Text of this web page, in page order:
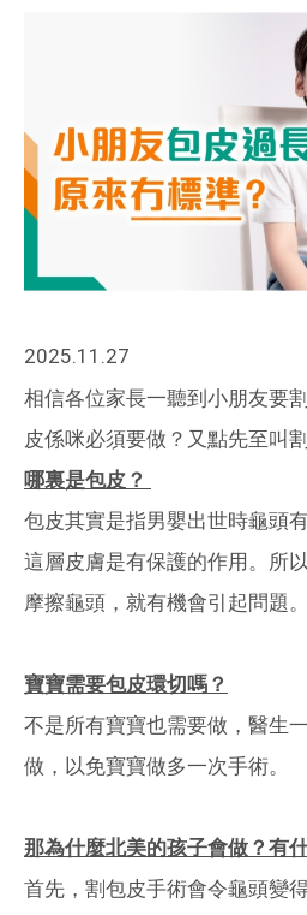
2025.11.27
相信各位家長一聽到小朋友要
皮係咪必須要做？又點先至叫
哪裏是包皮？
包皮其實是指男嬰出世時龜頭
這層皮膚是有保護的作用。所
摩擦龜頭，就有機會引起問題。
寶寶需要包皮環切嗎？
不是所有寶寶也需要做，醫生
做，以免寶寶做多一次手術。
那為什麼北美的孩子會做？有
首先，割包皮手術會令龜頭變